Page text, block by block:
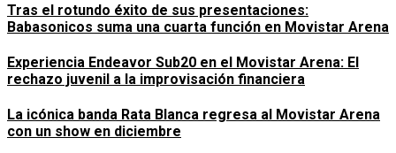
Tras el rotundo éxito de sus presentaciones:
Babasonicos suma una cuarta función en Movistar Arena
Experiencia Endeavor Sub20 en el Movistar Arena: El
rechazo juvenil a la improvisación financiera
La icónica banda Rata Blanca regresa al Movistar Arena
con un show en diciembre